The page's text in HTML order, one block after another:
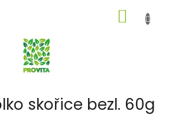
KOŠÍK
skořice bezl. 60g